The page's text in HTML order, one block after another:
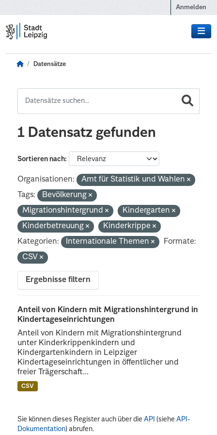
Anmelden
Datensätze
1 Datensatz gefunden
Sortieren nach
Organisationen:
Amt für Statistik und Wahlen
Tags:
Bevölkerung
Migrationshintergrund
Kindergarten
Kinderbetreuung
Kinderkrippe
Kategorien:
Internationale Themen
Formate:
CSV
Ergebnisse filtern
Anteil von Kindern mit Migrationshintergrund in
Kindertageseinrichtungen
Anteil von Kindern mit Migrationshintergrund
unter Kinderkrippenkindern und
Kindergartenkindern in Leipziger
Kindertageseinrichtungen in öffentlicher und
freier Trägerschaft...
CSV
Sie können dieses Register auch über dieAPI (sieheAPI-
Dokumentation) abrufen.